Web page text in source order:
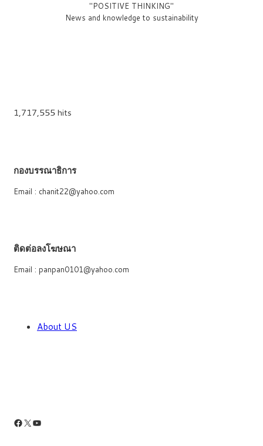
"POSITIVE THINKING"
News and knowledge to sustainability
1,717,555 hits
กองบรรณาธิการ
Email : chanit22@yahoo.com
ติดต่อลงโฆษณา
Email : panpan0101@yahoo.com
About US
Facebook
X YouTube